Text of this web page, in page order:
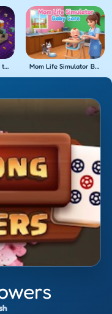
Block Shooter Shoot the Blocks! Mom Life Simulator Baby Care